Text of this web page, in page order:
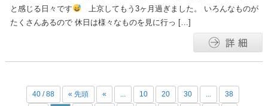
と感じる日々です
上京してもう3ヶ月過ぎました。 いろんなものが
たくさんあるので 休日は様々なものを見に行っ […]
40 / 88 « 先頭 « 10 20 30 38